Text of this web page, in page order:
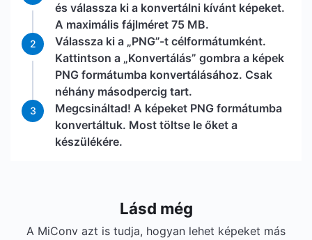
és válassza ki a konvertálni kívánt képeket.
A maximális fájlméret 75 MB.
2
Válassza ki a „PNG”-t célformátumként.
Kattintson a „Konvertálás” gombra a képek
PNG formátumba konvertálásához. Csak
néhány másodpercig tart.
3
Megcsináltad! A képeket PNG formátumba
konvertáltuk. Most töltse le őket a
készülékére.
Lásd még
A MiConv azt is tudja, hogyan lehet képeket más